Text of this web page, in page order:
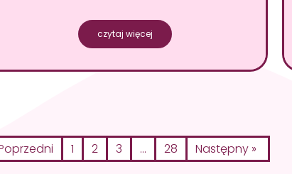
czytaj więcej
1 2 3 … 28 Następny »